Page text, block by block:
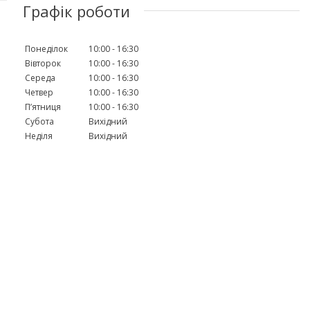
Графік роботи
Понеділок 10:00
16:30
Вівторок
10:00
16:30
Середа
10:00
16:30
Четвер
10:00
16:30
Пʼятниця
10:00
16:30
Субота
Вихідний
Неділя
Вихідний